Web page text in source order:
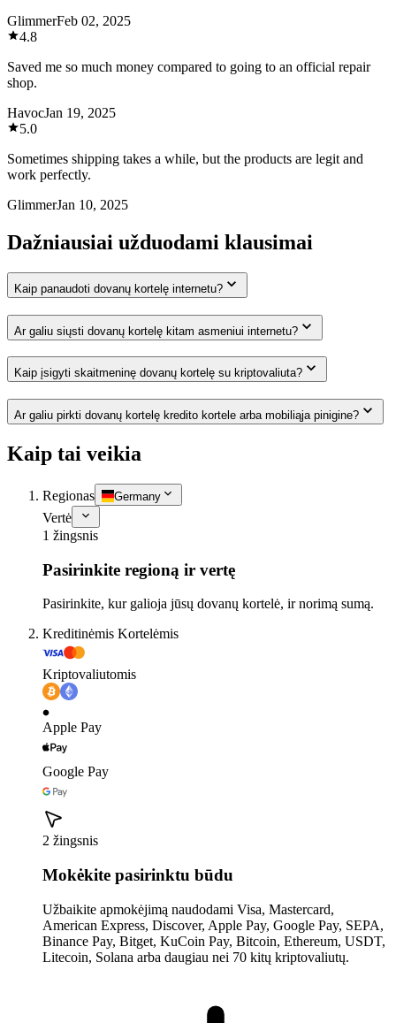
GlimmerFeb 02, 2025
4.8
Saved me so much money compared to going to an official repair
shop.
HavocJan 19, 2025
5.0
Sometimes shipping takes a while, but the products are legit and
work perfectly.
GlimmerJan 10, 2025
Dažniausiai užduodami klausimai
Kaip panaudoti dovanų kortelę internetu?
Ar galiu siųsti dovanų kortelę kitam asmeniui internetu?
Kaip įsigyti skaitmeninę dovanų kortelę su kriptovaliuta?
Ar galiu pirkti dovanų kortelę kredito kortele arba mobiliąja pinigine?
Kaip tai veikia
Regionas Germany
Vertė
1 žingsnis
Pasirinkite regioną ir vertę
Pasirinkite, kur galioja jūsų dovanų kortelė, ir norimą sumą.
Kreditinėmis Kortelėmis
Kriptovaliutomis
Apple Pay
Google Pay
2 žingsnis
Mokėkite pasirinktu būdu
Užbaikite apmokėjimą naudodami Visa, Mastercard,
American Express, Discover, Apple Pay, Google Pay, SEPA,
Binance Pay, Bitget, KuCoin Pay, Bitcoin, Ethereum, USDT,
Litecoin, Solana arba daugiau nei 70 kitų kriptovaliutų.